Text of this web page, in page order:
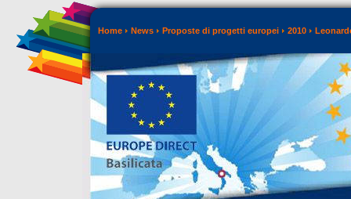
Home News Proposte di progetti europei 2010